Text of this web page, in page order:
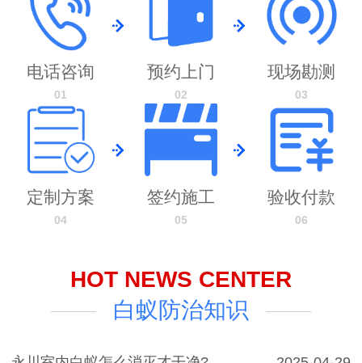
电话咨询
01
预约上门
02
现场勘测
03
定制方案
04
签约施工
05
验收付款
06
HOT NEWS CENTER
白蚁防治知识